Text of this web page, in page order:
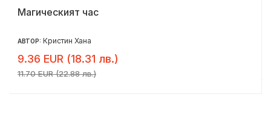
Магическият час
АВТОР: Кристин Хана
9.36 EUR (18.31 лв.)
11.70 EUR (22.88 лв.)